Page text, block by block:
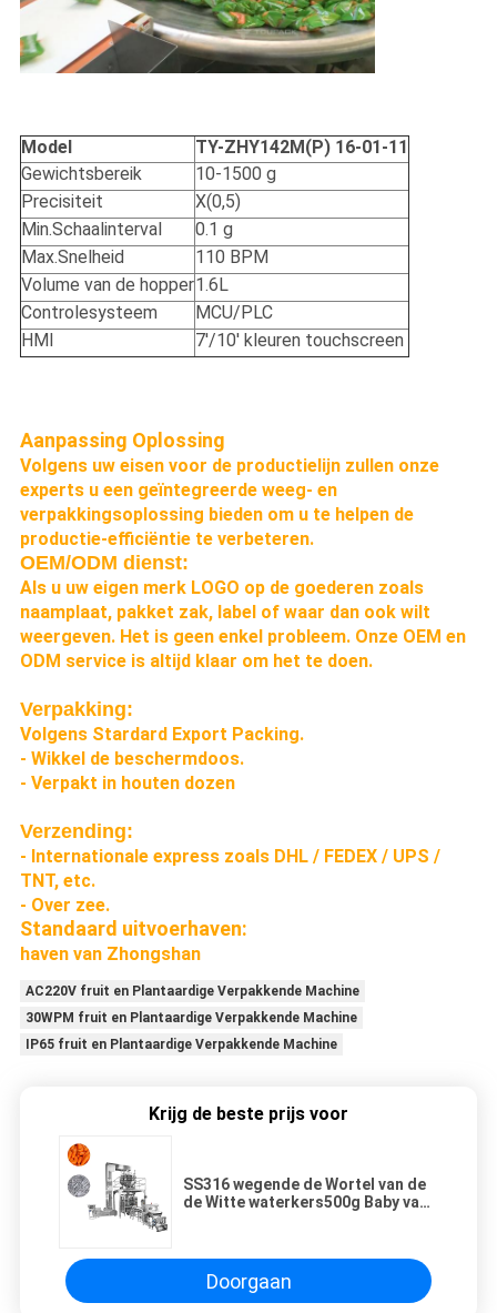
Model
TY-ZHY142M(P) 16-01-11
Gewichtsbereik
10-1500 g
Precisiteit
X(0,5)
Min.Schaalinterval
0.1 g
Max.Snelheid
110 BPM
Volume van de hopper1.6L
Controlesysteem
MCU/PLC
HMI
7'/10' kleuren touchscreen
Aanpassing Oplossing
Volgens uw eisen voor de productielijn zullen onze
experts u een geïntegreerde weeg- en
verpakkingsoplossing bieden om u te helpen de
productie-efficiëntie te verbeteren.
OEM/ODM dienst:
Als u uw eigen merk LOGO op de goederen zoals
naamplaat, pakket zak, label of waar dan ook wilt
weergeven. Het is geen enkel probleem. Onze OEM en
ODM service is altijd klaar om het te doen.
Verpakking:
Volgens Stardard Export Packing.
- Wikkel de beschermdoos.
- Verpakt in houten dozen
Verzending:
- Internationale express zoals DHL / FEDEX / UPS /
TNT, etc.
- Over zee.
Standaard uitvoerhaven:
haven van Zhongshan
AC220V fruit en Plantaardige Verpakkende Machine
30WPM fruit en Plantaardige Verpakkende Machine
IP65 fruit en Plantaardige Verpakkende Machine
Krijg de beste prijs voor
SS316 wegende de Wortel van de
de Witte waterkers500g Baby van
Machine ontdekken
Doorgaan